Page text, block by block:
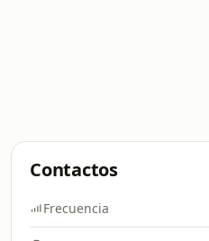
Contactos
Frecuencia